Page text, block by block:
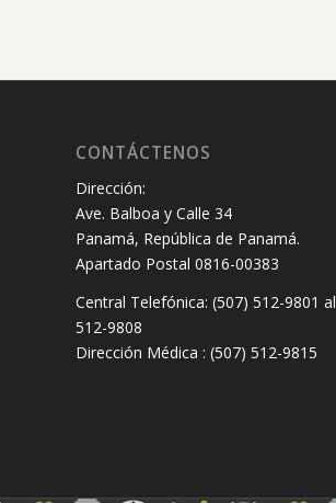
CONTÁCTENOS
Dirección:
Ave. Balboa y Calle 34
Panamá, República de Panamá.
Apartado Postal 0816-00383
Central Telefónica: (507) 512-9801 al
512-9808
Dirección Médica : (507) 512-9815